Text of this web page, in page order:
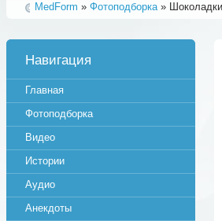
MedForm » Фотоподборка»
Навигация
Главная
Фотоподборка
Видео
Истории
Аудио
Анекдоты